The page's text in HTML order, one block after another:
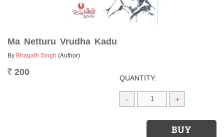
Ma Netturu Vrudha Kadu
By Bhagath Singh (Author)
Rs. 200
QUANTITY:
- +